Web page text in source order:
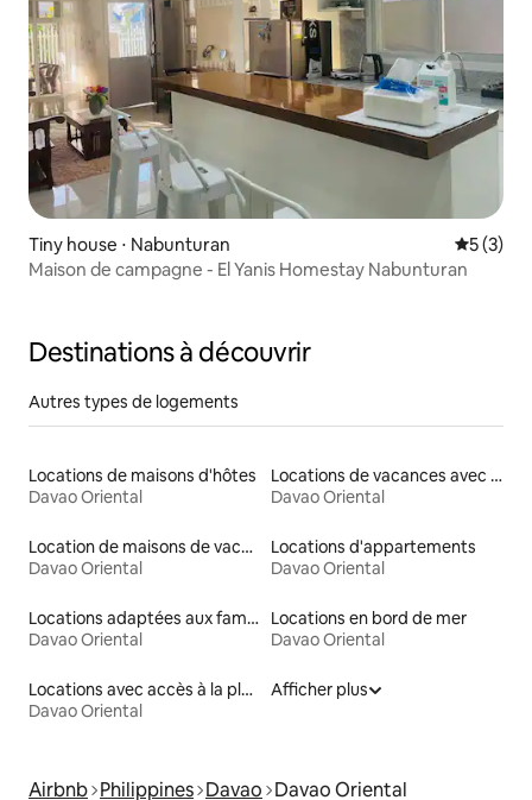
Tiny house ⋅ Nabunturan
5 (3)
Maison de campagne - El Yanis Homestay Nabunturan
Destinations à découvrir
Autres types de logements
Locations de maisons d'hôtes
Davao Oriental
Locations de vacances avec piscine
Davao Oriental
Location de maisons de vacances
Davao Oriental
Locations d'appartements
Davao Oriental
Locations adaptées aux familles
Davao Oriental
Locations en bord de mer
Davao Oriental
Locations avec accès à la plage
Davao Oriental
Afficher plus
Airbnb Philippines Davao Davao Oriental